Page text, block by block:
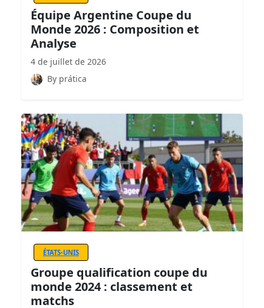
Équipe Argentine Coupe du
Monde 2026 : Composition et
Analyse
4 de juillet de 2026
By prática
ÉTATS-UNIS
Groupe qualification coupe du
monde 2024 : classement et
matchs